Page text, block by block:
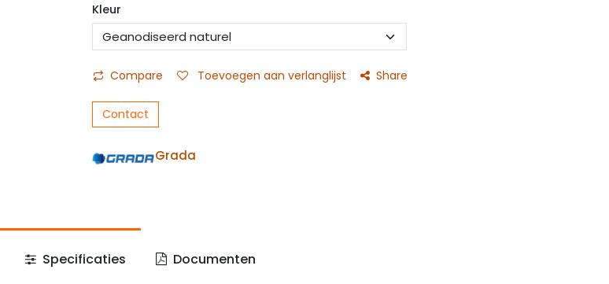
Kleur
Compare Toevoegen aan verlanglijst Share
Contact
Grada
Specificaties Documenten